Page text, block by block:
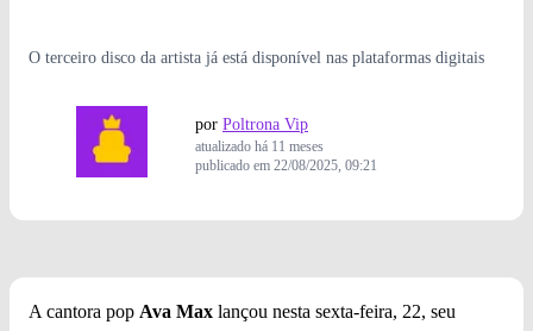
O terceiro disco da artista já está disponível nas plataformas digitais
por Poltrona Vip
atualizado há 11 meses
publicado em 22/08/2025, 09:21
A cantora pop Ava Max lançou nesta sexta-feira, 22, seu